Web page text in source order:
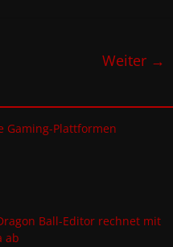
Weiter →
Gaming-Plattformen
Ball-Editor rechnet mit
ab